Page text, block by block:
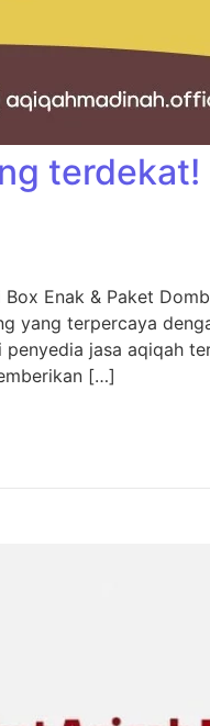
terdekat!
Enak & Paket
yang terpercaya
jasa aqiqah
[…]